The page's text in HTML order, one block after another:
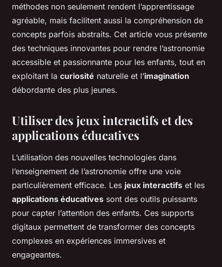
méthodes non seulement rendent l’apprentissage
agréable, mais facilitent aussi la compréhension de
concepts parfois abstraits. Cet article vous présente
des techniques innovantes pour rendre l’astronomie
accessible et passionnante pour les enfants, tout en
exploitant la curiosité naturelle et l’imagination
débordante des plus jeunes.
Utiliser des jeux interactifs et des
applications éducatives
L’utilisation des nouvelles technologies dans
l’enseignement de l’astronomie offre une voie
particulièrement efficace. Les jeux interactifs et les
applications éducatives sont des outils puissants
pour capter l’attention des enfants. Ces supports
digitaux permettent de transformer des concepts
complexes en expériences immersives et
engageantes.